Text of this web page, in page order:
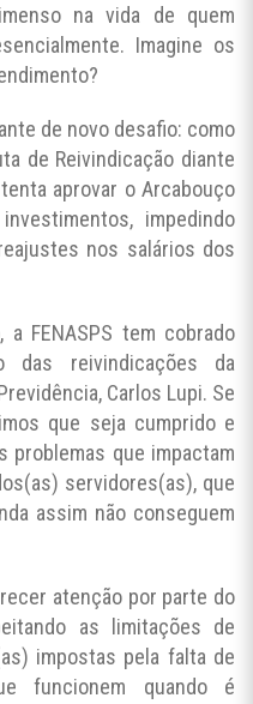
na vida de quem
Imagine os
de novo desafio: como
de Reivindicação diante
aprovar o Arcabouço
impedindo
nos salários dos
FENASPS tem cobrado
das reivindicações da
Carlos Lupi. Se
que seja cumprido e
problemas que impactam
servidores(as), que
assim não conseguem
atenção por parte do
as limitações de
impostas pela falta de
funcionem quando é